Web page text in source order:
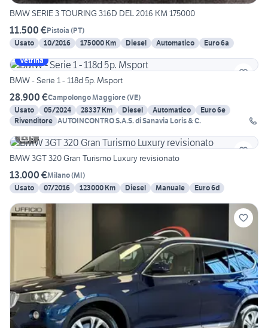
BMW SERIE 3 TOURING 316D DEL 2016 KM 175000
11.500 €Pistoia (PT)
Usato
10/2016 175000 Km Diesel Automatico
Euro 6a
Vetrina
BMW - Serie 1 - 118d 5p. Msport
28.900 €Campolongo Maggiore(VE)
Usato
05/2024 28337 Km Diesel Automatico
Euro 6e
Rivenditore AUTOINCONTRO S.A.S. di Sanavia Loris & C.
5
BMW 3GT 320 Gran Turismo Luxury revisionato
13.000 €Milano(MI)
Usato
07/2016 123000 Km Diesel Manuale Euro 6d